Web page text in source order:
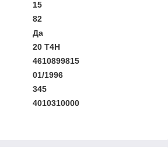
15
82
Да
20 T4H
4610899815
01/1996
345
4010310000